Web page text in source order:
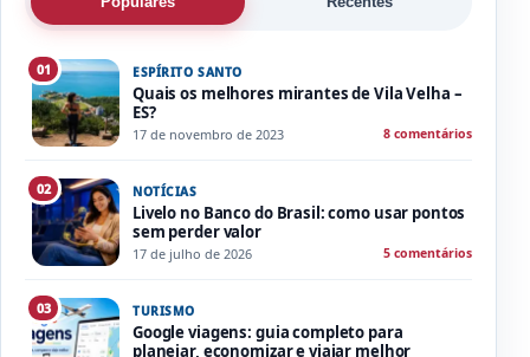
01 ESPÍRITO SANTO
Quais os melhores mirantes de Vila Velha –
ES?
17 de novembro de 2023 8 comentários
02 NOTÍCIAS
Livelo no Banco do Brasil: como usar pontos
sem perder valor
17 de julho de 2026 5 comentários
03 TURISMO
Google viagens: guia completo para
planejar, economizar e viajar melhor